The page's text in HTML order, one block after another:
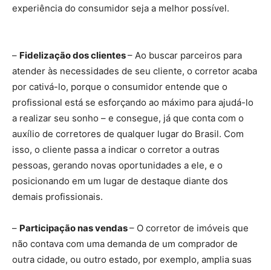
experiência do consumidor seja a melhor possível.
– Fidelização dos clientes– Ao buscar parceiros para
atender às necessidades de seu cliente, o corretor acaba
por cativá-lo, porque o consumidor entende que o
profissional está se esforçando ao máximo para ajudá-lo
a realizar seu sonho – e consegue, já que conta com o
auxílio de corretores de qualquer lugar do Brasil. Com
isso, o cliente passa a indicar o corretor a outras
pessoas, gerando novas oportunidades a ele, e o
posicionando em um lugar de destaque diante dos
demais profissionais.
– Participação nas vendas– O corretor de imóveis que
não contava com uma demanda de um comprador de
outra cidade, ou outro estado, por exemplo, amplia suas